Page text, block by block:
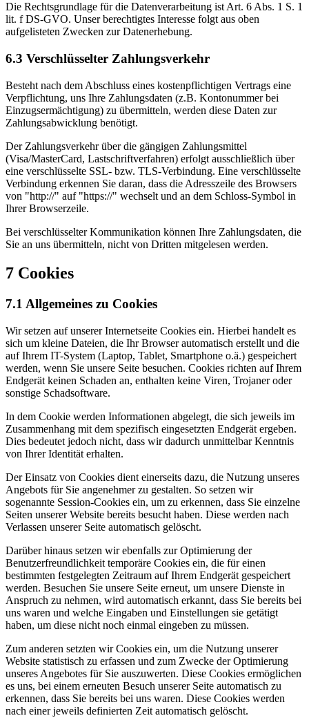
Die Rechtsgrundlage für die Datenverarbeitung ist Art. 6 Abs. 1 S. 1
lit. f DS-GVO. Unser berechtigtes Interesse folgt aus oben
aufgelisteten Zwecken zur Datenerhebung.
6.3 Verschlüsselter Zahlungsverkehr
Besteht nach dem Abschluss eines kostenpflichtigen Vertrags eine
Verpflichtung, uns Ihre Zahlungsdaten (z.B. Kontonummer bei
Einzugsermächtigung) zu übermitteln, werden diese Daten zur
Zahlungsabwicklung benötigt.
Der Zahlungsverkehr über die gängigen Zahlungsmittel
(Visa/MasterCard, Lastschriftverfahren) erfolgt ausschließlich über
eine verschlüsselte SSL- bzw. TLS-Verbindung. Eine verschlüsselte
Verbindung erkennen Sie daran, dass die Adresszeile des Browsers
von "http://" auf "https://" wechselt und an dem Schloss-Symbol in
Ihrer Browserzeile.
Bei verschlüsselter Kommunikation können Ihre Zahlungsdaten, die
Sie an uns übermitteln, nicht von Dritten mitgelesen werden.
7 Cookies
7.1 Allgemeines zu Cookies
Wir setzen auf unserer Internetseite Cookies ein. Hierbei handelt es
sich um kleine Dateien, die Ihr Browser automatisch erstellt und die
auf Ihrem IT-System (Laptop, Tablet, Smartphone o.ä.) gespeichert
werden, wenn Sie unsere Seite besuchen. Cookies richten auf Ihrem
Endgerät keinen Schaden an, enthalten keine Viren, Trojaner oder
sonstige Schadsoftware.
In dem Cookie werden Informationen abgelegt, die sich jeweils im
Zusammenhang mit dem spezifisch eingesetzten Endgerät ergeben.
Dies bedeutet jedoch nicht, dass wir dadurch unmittelbar Kenntnis
von Ihrer Identität erhalten.
Der Einsatz von Cookies dient einerseits dazu, die Nutzung unseres
Angebots für Sie angenehmer zu gestalten. So setzen wir
sogenannte Session-Cookies ein, um zu erkennen, dass Sie einzelne
Seiten unserer Website bereits besucht haben. Diese werden nach
Verlassen unserer Seite automatisch gelöscht.
Darüber hinaus setzen wir ebenfalls zur Optimierung der
Benutzerfreundlichkeit temporäre Cookies ein, die für einen
bestimmten festgelegten Zeitraum auf Ihrem Endgerät gespeichert
werden. Besuchen Sie unsere Seite erneut, um unsere Dienste in
Anspruch zu nehmen, wird automatisch erkannt, dass Sie bereits bei
uns waren und welche Eingaben und Einstellungen sie getätigt
haben, um diese nicht noch einmal eingeben zu müssen.
Zum anderen setzten wir Cookies ein, um die Nutzung unserer
Website statistisch zu erfassen und zum Zwecke der Optimierung
unseres Angebotes für Sie auszuwerten. Diese Cookies ermöglichen
es uns, bei einem erneuten Besuch unserer Seite automatisch zu
erkennen, dass Sie bereits bei uns waren. Diese Cookies werden
nach einer jeweils definierten Zeit automatisch gelöscht.